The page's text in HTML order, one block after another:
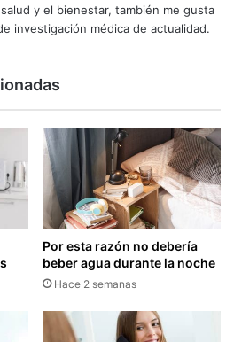
y el bienestar, también me gusta
investigación médica de actualidad.
Por esta razón no debería
beber agua durante la noche
Hace 2 semanas